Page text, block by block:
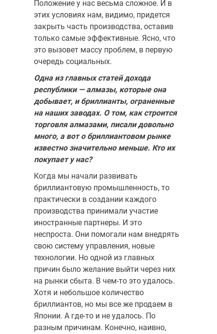
Положение у нас весьма сложное. И в
этих условиях нам, видимо, придется
закрыть часть производства, оставив
только самые эффективные. Ясно, что
это вызовет массу проблем, в первую
очередь социальных.
Одна из главных статей дохода
республики — алмазы, которые она
добывает, и бриллианты, ограненные
на наших заводах. О том, как строится
торговля алмазами, писали довольно
много, а вот о бриллиантовом рынке
известно значительно меньше. Кто их
покупает у нас?
Когда мы начали развивать
бриллиантовую промышленность, то
практически в создании каждого
производства принимали участие
иностранные партнеры. И это
неспроста. Они помогали нам внедрять
свою систему управления, новые
технологии. Но одной из главных
причин было желание выйти через них
на рынки сбыта. В чем-то это удалось.
Хотя и небольшое количество
бриллиантов, но мы все же продаем в
Японии. А где-то и не удалось. По
разным причинам. Конечно, наивно,